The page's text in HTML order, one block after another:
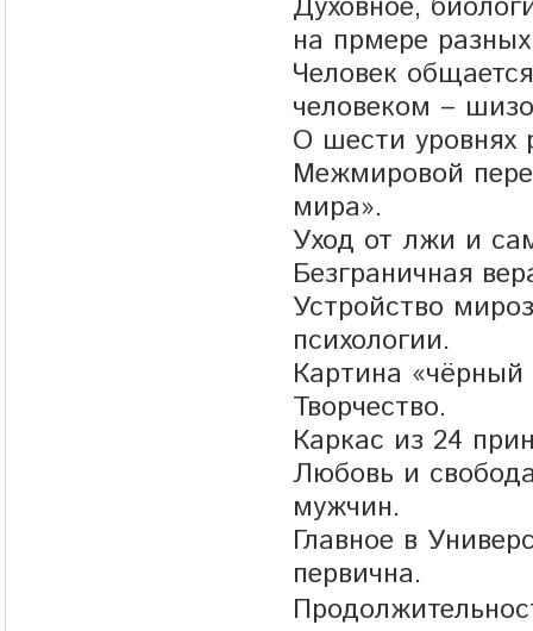
на прмере
Человек
человеком –
О шести уровнях
Межмировой
мира».
Уход от лжи и
Безграничная
Устройство
психологии.
Картина
Творчество.
Каркас из 24
Любовь и
мужчин.
Главное в
первична.